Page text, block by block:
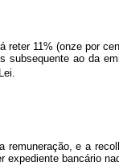
11% (onze por
subsequente ao da
e a
expediente bancário